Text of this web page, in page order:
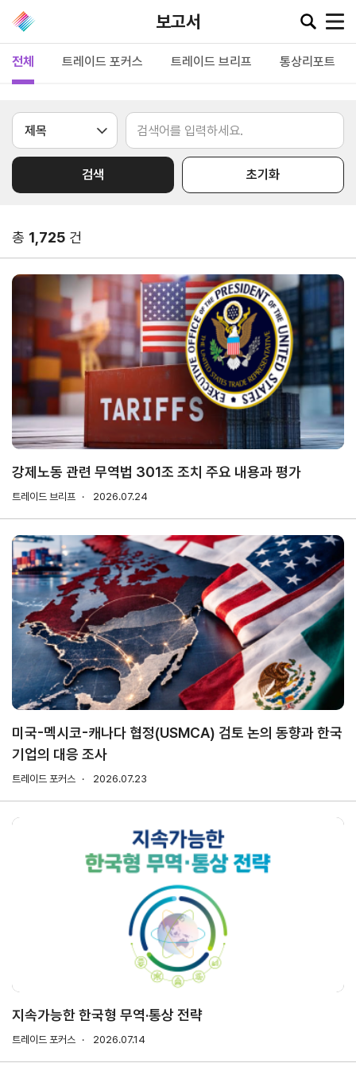
보고서
공지·뉴스
협회소
공지사항
포토뉴스
입찰공고
무역동
향
무역뉴스
해외시장동향
유관기관소식
환율/
원자재
동향
원자재
시장
정보
KITA
연구·통계·관세
국제무
역통상
연구원
소개
소부장산업
공급망센터
통상뉴스
수입규제
무역통
계
국내통계
해외통계
IMF
세계통계
관세/
비관세
FAQ
지원·사업
KITA
발급
여행카
드
ABTC
수출역
AI
빅데이
터
맞춤분
석
수출입
물류포
털
trade
입점
랜치
전체 트레이드 포커스 트레이드 브리프 통상리포트
검색 초기화
총 1,725 건
강제노동 관련 무역법 301조 조치 주요 내용과 평가
트레이드 브리프 2026.07.24
미국-멕시코-캐나다 협정(USMCA) 검토 논의 동향과 한국
기업의 대응 조사
트레이드 포커스 2026.07.23
지속가능한 한국형 무역·통상 전략
트레이드 포커스 2026.07.14